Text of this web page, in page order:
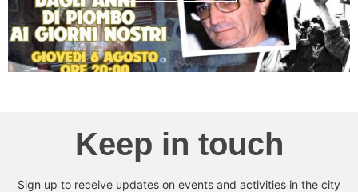
Keep in touch
Sign up to receive updates on events and activities in the city